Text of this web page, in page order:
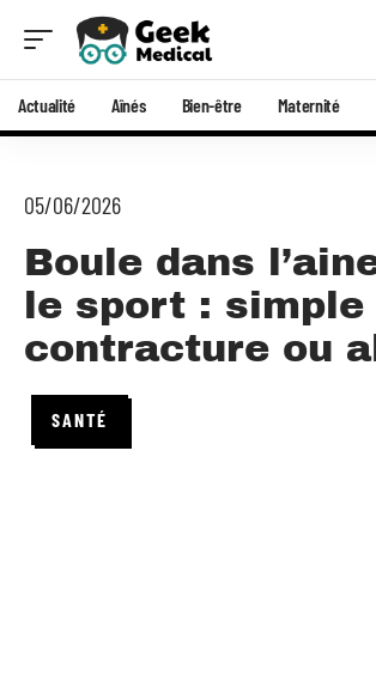
Actualité Aînés Bien-être Maternité
05/06/2026
Boule dans
le sport : simple
contracture ou
SANTÉ